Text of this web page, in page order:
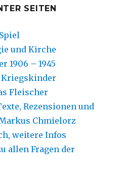
SEITEN
und Kirche
1906 – 1945
Fleischer
Rezensionen und
Chmielorz
weitere Infos
allen Fragen der